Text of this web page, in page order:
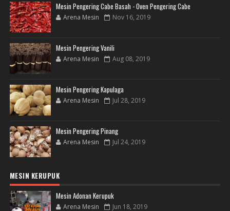
Mesin Pengering Cabe Basah - Oven Pengering Cabe
Arena Mesin Nov 16, 2019
Mesin Pengering Vanili
Arena Mesin Aug 08, 2019
Mesin Pengering Kapulaga
Arena Mesin Jul 28, 2019
Mesin Pengering Pinang
Arena Mesin Jul 24, 2019
MESIN KERUPUK
Mesin Adonan Kerupuk
Arena Mesin Jun 18, 2019